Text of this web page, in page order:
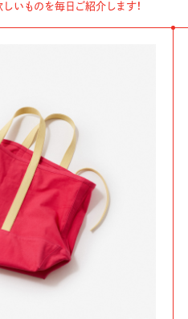
いものを毎日ご紹介します！